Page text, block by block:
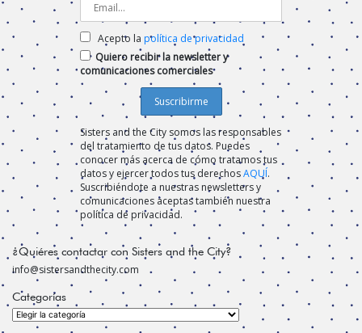
Acepto la política de privacidad
Quiero recibir la newsletter y
comunicaciones comerciales
Sisters and the City somos las responsables
del tratamiento de tus datos. Puedes
conocer más acerca de cómo tratamos tus
datos y ejercer todos tus derechosAQUÍ.
Suscribiéndote a nuestras newsletters y
comunicaciones aceptas también nuestra
política de privacidad.
¿Quiéres contactar con Sisters and the City?
info@sistersandthecity.com
Categorías
Categorías